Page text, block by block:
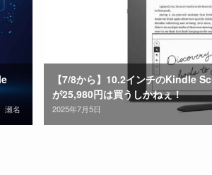
瀬名
【7/8から】10.2インチのKindle
が25,980円は買うしかねぇ！
2025年7月5日